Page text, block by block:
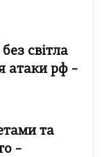
світла
атаки рф –
та
–